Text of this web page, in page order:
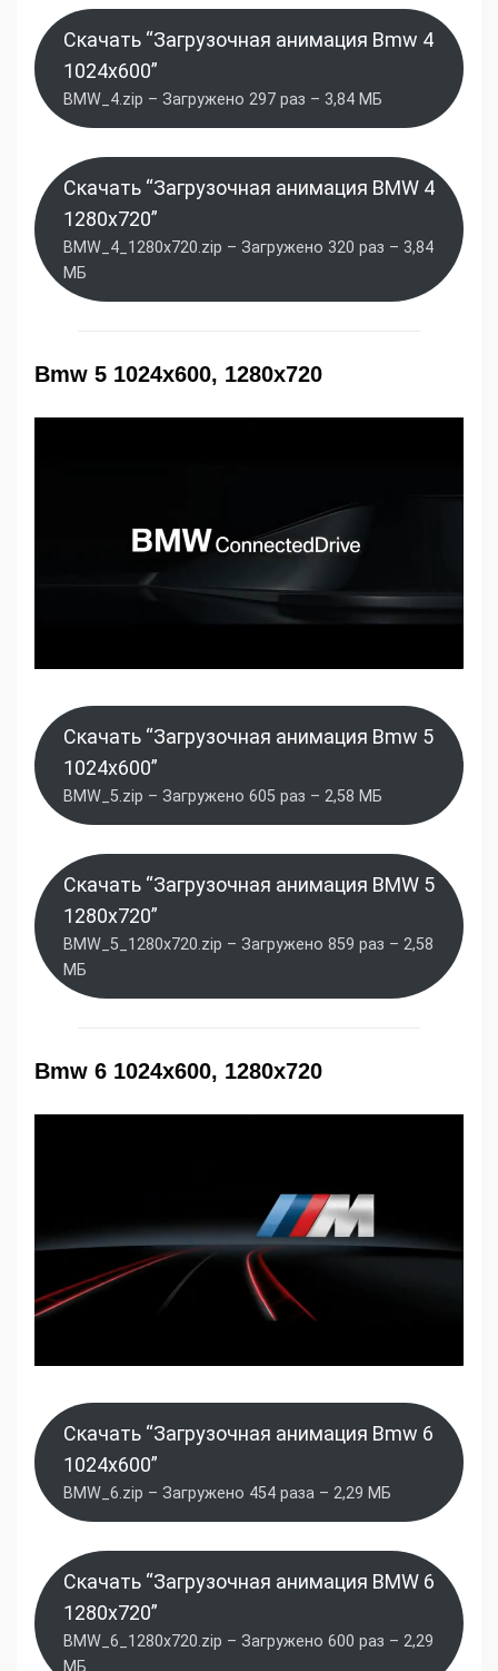
Скачать “Загрузочная анимация Bmw 4
1024x600”
BMW_4.zip – Загружено 297 раз – 3,84 МБ
Скачать “Загрузочная анимация BMW 4
1280x720”
BMW_4_1280x720.zip – Загружено 320 раз – 3,84
МБ
Bmw 5 1024x600, 1280x720
Скачать “Загрузочная анимация Bmw 5
1024x600”
BMW_5.zip – Загружено 605 раз – 2,58 МБ
Скачать “Загрузочная анимация BMW 5
1280x720”
BMW_5_1280x720.zip – Загружено 859 раз – 2,58
МБ
Bmw 6 1024x600, 1280x720
Скачать “Загрузочная анимация Bmw 6
1024x600”
BMW_6.zip – Загружено 454 раза – 2,29 МБ
Скачать “Загрузочная анимация BMW 6
1280x720”
BMW_6_1280x720.zip – Загружено 600 раз – 2,29
МБ